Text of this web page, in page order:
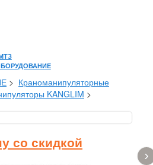
> Краноманипуляторные
KANGLIM >
›
со скидкой